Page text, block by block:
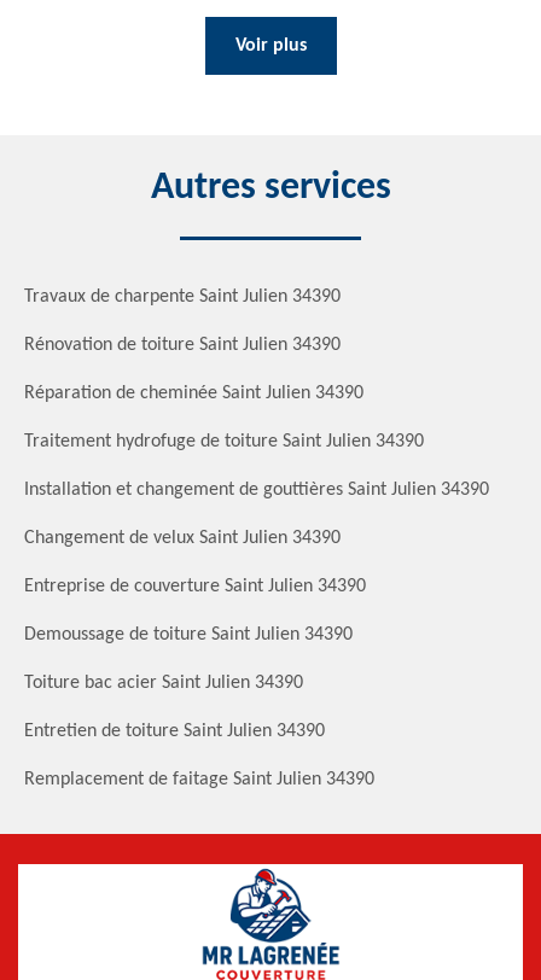
Voir plus
Autres services
Travaux de charpente Saint Julien 34390
Rénovation de toiture Saint Julien 34390
Réparation de cheminée Saint Julien 34390
Traitement hydrofuge de toiture Saint Julien 34390
Installation et changement de gouttières Saint Julien 34390
Changement de velux Saint Julien 34390
Entreprise de couverture Saint Julien 34390
Demoussage de toiture Saint Julien 34390
Toiture bac acier Saint Julien 34390
Entretien de toiture Saint Julien 34390
Remplacement de faitage Saint Julien 34390